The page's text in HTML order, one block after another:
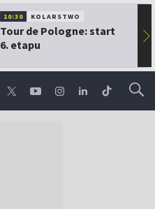
10:30 KOLARSTWO
Tour de Pologne: start
6. etapu
▶